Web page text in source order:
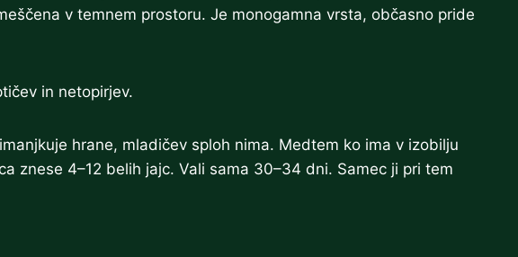
v temnem prostoru. Je monogamna vrsta, občasno pride
in netopirjev.
hrane, mladičev sploh nima. Medtem ko ima v izobilju
znese 4–12 belih jajc. Vali sama 30–34 dni. Samec ji pri tem